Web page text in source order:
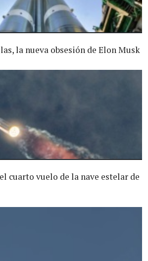
la nueva obsesión de Elon Musk
cuarto vuelo de la nave estelar de